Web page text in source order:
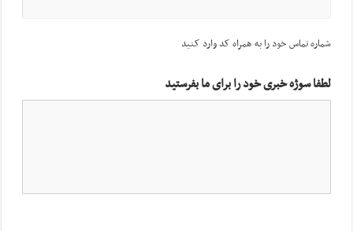
شماره تماس خود را به همراه کد وارد کنید
لطفا سوژه خبری خود را برای ما بفرستید